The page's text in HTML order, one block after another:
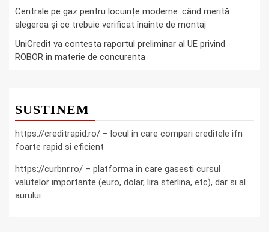
Centrale pe gaz pentru locuințe moderne: când merită
alegerea și ce trebuie verificat înainte de montaj
UniCredit va contesta raportul preliminar al UE privind
ROBOR in materie de concurenta
SUSTINEM
https://creditrapid.ro/ – locul in care compari creditele ifn
foarte rapid si eficient
https://curbnr.ro/ – platforma in care gasesti cursul
valutelor importante (euro, dolar, lira sterlina, etc), dar si al
aurului.